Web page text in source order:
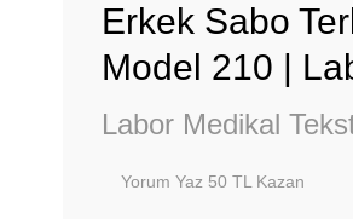
Erkek Sabo
Model 210 |
Labor Medikal
Yorum Yaz 50 TL Kazan